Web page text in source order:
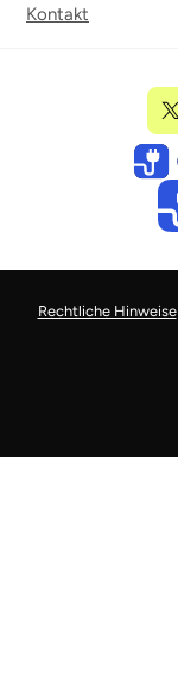
Kontakt
Rechtliche Hinweise